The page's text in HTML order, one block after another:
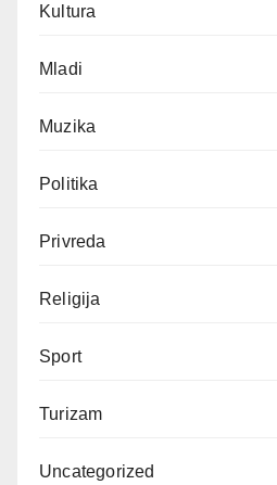
Kultura
Mladi
Muzika
Politika
Privreda
Religija
Sport
Turizam
Uncategorized